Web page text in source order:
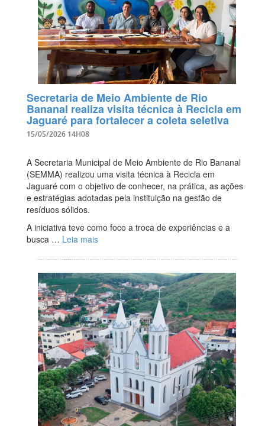
Secretaria de Meio Ambiente de Rio
Bananal realiza visita técnica à Recicla em
Jaguaré para fortalecer a coleta seletiva
15/05/2026 14H08
A Secretaria Municipal de Meio Ambiente de Rio Bananal
(SEMMA) realizou uma visita técnica à Recicla em
Jaguaré com o objetivo de conhecer, na prática, as ações
e estratégias adotadas pela instituição na gestão de
resíduos sólidos.
A iniciativa teve como foco a troca de experiências e a
busca … Leia mais